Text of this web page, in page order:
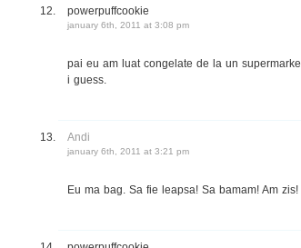
powerpuffcookie
january 6th, 2011 at 3:08 pm
pai eu am luat congelate de la un
i guess.
Andi
january 6th, 2011 at 3:21 pm
Eu ma bag. Sa fie leapsa! Sa bamam! Am zis!